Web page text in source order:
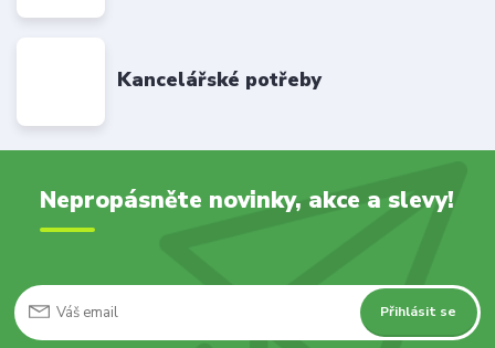
Kancelářské potřeby
Nepropásněte novinky, akce a slevy!
Přihlásit se